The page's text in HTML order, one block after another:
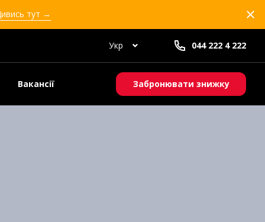
тут →
Укр 044 222 4 222
Вакансії Забронювати знижку